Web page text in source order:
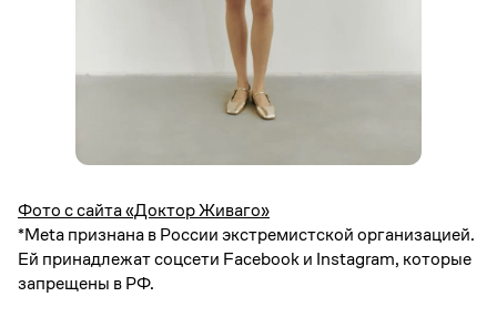
Фото с сайта «Доктор Живаго»
*Meta признана в России экстремистской организацией.
Ей принадлежат соцсети Facebook и Instagram, которые
запрещены в РФ.